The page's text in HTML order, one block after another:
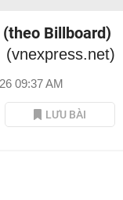
(theo Billboard)
(vnexpress.net)
09:37 AM
LƯU BÀI